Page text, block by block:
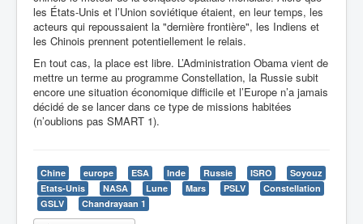
les États-Unis et l’Union soviétique étaient, en leur temps, les
acteurs qui repoussaient la "dernière frontière", les Indiens et
les Chinois prennent potentiellement le relais.
En tout cas, la place est libre. L’Administration Obama vient de
mettre un terme au programme Constellation, la Russie subit
encore une situation économique difficile et l’Europe n’a jamais
décidé de se lancer dans ce type de missions habitées
(n’oublions pas SMART 1).
Chine europe ESA Inde Russie ISRO
Soyouz
Etats-Unis
NASA Lune Mars PSLV
Constellation
GSLV
Chandrayaan 1